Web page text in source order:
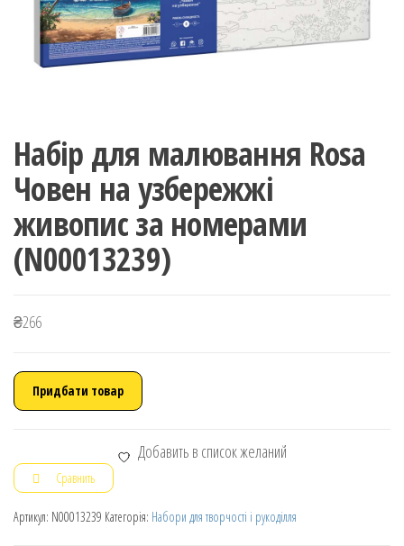
Набір для малювання Rosa
Човен на узбережжі
живопис за номерами
(N00013239)
₴266
Придбати товар
Добавить в список желаний
Сравнить
Артикул: N00013239 Категорія: Набори для творчості і рукоділля